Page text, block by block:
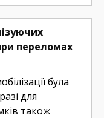
переломах
була
для
також